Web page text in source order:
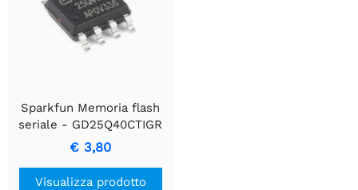
Sparkfun Memoria flash
seriale - GD25Q40CTIGR
(4 Mb, 120 MHz)
€ 3,80
Visualizza prodotto